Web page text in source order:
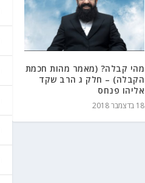
מהי קבלה? (מאמר מהות חכמת
הקבלה) – חלק ג הרב שקד
אליהו פנחס
18 בדצמבר 2018